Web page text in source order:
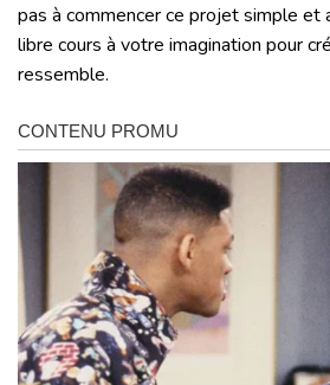
pas à commencer ce projet simple et
libre cours à votre imagination pour
ressemble.